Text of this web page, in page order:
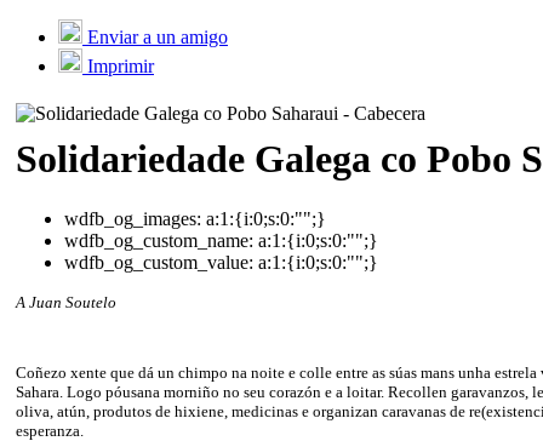
Enviar a un amigo
Imprimir
Solidariedade Galega co Pobo
wdfb_og_images: a:1:{i:0;s:0:"";}
wdfb_og_custom_name: a:1:{i:0;s:0:"";}
wdfb_og_custom_value: a:1:{i:0;s:0:"";}
A Juan Soutelo
Coñezo xente que dá un chimpo na noite e colle entre as súas mans unha
Sahara. Logo póusana morniño no seu corazón e a loitar. Recollen garavanzos,
oliva, atún, produtos de hixiene, medicinas e organizan caravanas de
esperanza.